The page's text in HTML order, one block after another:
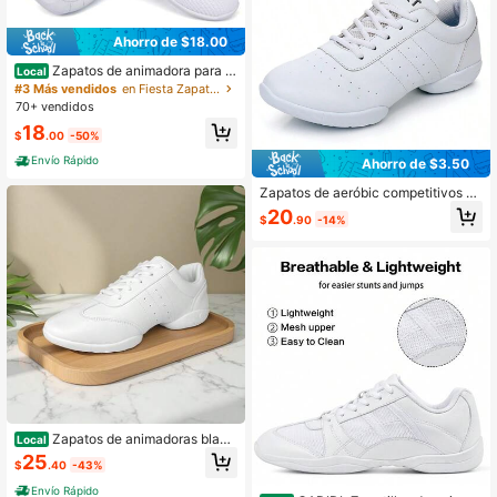
Ahorro de $18.00
Local Zapatos de animadora para ni
ñas, zapatos de baile deportivos bla
ncos
#3 Más vendidos
en Fiesta Zapatos deportivos para mujer
70+ vendidos
$18.00 -50%
Envío Rápido
Local Zapatos de animadoras blanc
os, ligeros, para mujer
$25.40 -43%
Envío Rápido
Ahorro de $3.50
Zapatos de aeróbic competitivos pa
ra mujeres, zapatos de baile para ni
ñas, zapatos de aeróbic, zapatos d
$20.90 -14%